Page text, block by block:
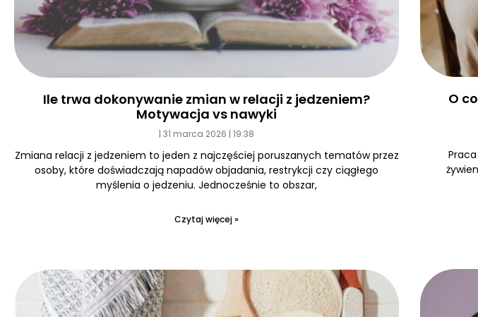
Ile trwa dokonywanie zmian w relacji z jedzeniem?
Motywacja vs nawyki
31 marca 2026 19:38
Zmiana relacji z jedzeniem to jeden z najczęściej poruszanych tematów przez
osoby, które doświadczają napadów objadania, restrykcji czy ciągłego
myślenia o jedzeniu. Jednocześnie to obszar,
Czytaj więcej »
O